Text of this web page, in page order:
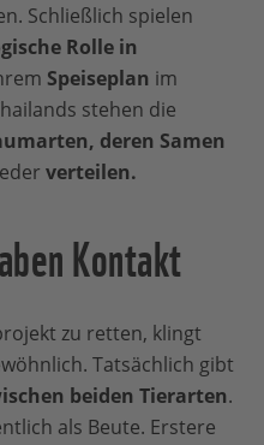
Schließlich spielen
Rolle in
Speiseplan im
stehen die
deren Samen
verteilen.
Kontakt
zu retten, klingt
Tatsächlich gibt
beiden Tierarten.
als Beute. Erstere